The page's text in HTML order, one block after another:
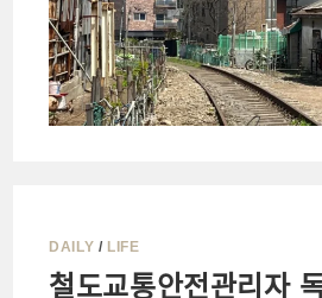
DAILY / LIFE
철도교통안전관리자